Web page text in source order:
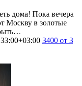
дома! Пока вечера
Москву в золотые
3400 от 3